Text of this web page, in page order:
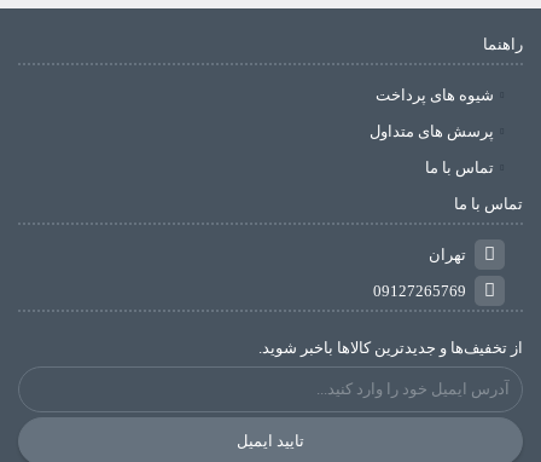
راهنما
شیوه های پرداخت
پرسش های متداول
تماس با ما
تماس با ما
تهران
09127265769
از تخفیف‌ها و جدیدترین‌ کالاها باخبر شوید.
تایید ایمیل